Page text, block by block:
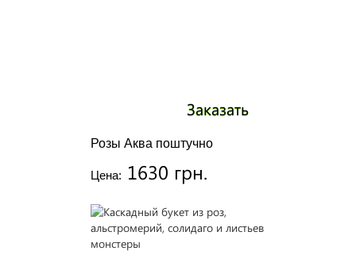
Розы Аква поштучно
Цена: 1630 грн.
Заказать